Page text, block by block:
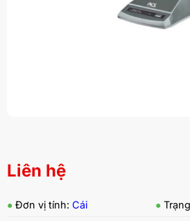
Liên hệ
● Đơn vị tính: Cái ●